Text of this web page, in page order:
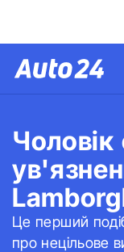
Це перший
про нецільове